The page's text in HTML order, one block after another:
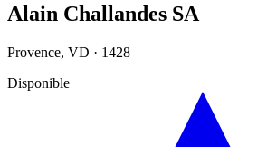
Alain Challandes SA
Provence, VD · 1428
Disponible